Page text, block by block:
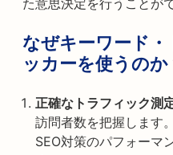
た意思決定を行うことが
なぜキーワード
ッカーを使うのか
正確なトラフィック測
訪問者数を把握します
SEO対策のパフォーマ